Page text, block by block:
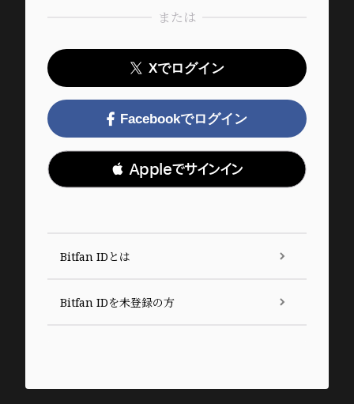
または
Xでログイン
Facebookでログイン
 Appleでサインイン
Bitfan IDとは
Bitfan IDを未登録の方